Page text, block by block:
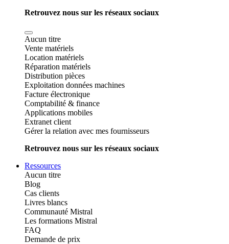
Retrouvez nous sur les réseaux sociaux
Aucun titre
Vente matériels
Location matériels
Réparation matériels
Distribution pièces
Exploitation données machines
Facture électronique
Comptabilité & finance
Applications mobiles
Extranet client
Gérer la relation avec mes fournisseurs
Retrouvez nous sur les réseaux sociaux
Ressources
Aucun titre
Blog
Cas clients
Livres blancs
Communauté Mistral
Les formations Mistral
FAQ
Demande de prix